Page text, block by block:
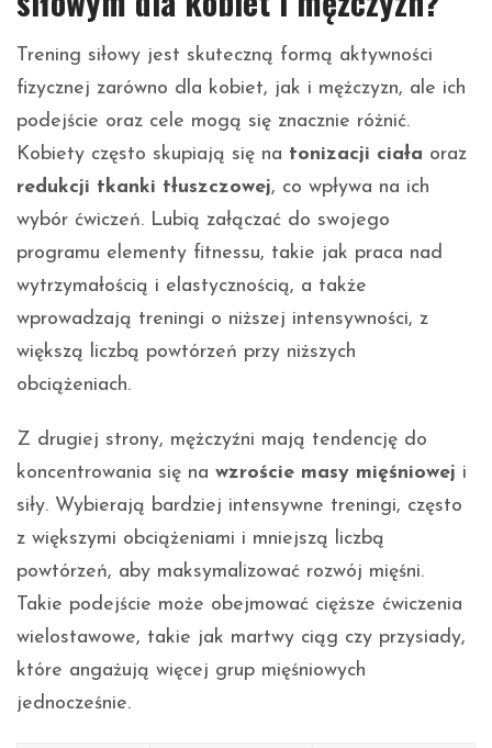
Trening siłowy jest skuteczną formą aktywności
fizycznej zarówno dla kobiet, jak i mężczyzn, ale ich
podejście oraz cele mogą się znacznie różnić.
Kobiety często skupiają się na tonizacji ciała oraz
redukcji tkanki tłuszczowej, co wpływa na ich
wybór ćwiczeń. Lubią załączać do swojego
programu elementy fitnessu, takie jak praca nad
wytrzymałością i elastycznością, a także
wprowadzają treningi o niższej intensywności, z
większą liczbą powtórzeń przy niższych
obciążeniach.
Z drugiej strony, mężczyźni mają tendencję do
koncentrowania się na wzroście masy mięśniowej i
siły. Wybierają bardziej intensywne treningi, często
z większymi obciążeniami i mniejszą liczbą
powtórzeń, aby maksymalizować rozwój mięśni.
Takie podejście może obejmować cięższe ćwiczenia
wielostawowe, takie jak martwy ciąg czy przysiady,
które angażują więcej grup mięśniowych
jednocześnie.